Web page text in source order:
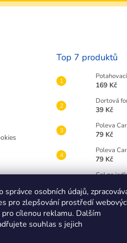
osobních údajů,
pro zlepšování prostředí
cílenou reklamu. Dalším
souhlas s jejich
Top 7 produktů
169 Kč
Dortová
39 Kč
Poleva
79 Kč
Poleva
79 Kč
Gel na
Gelová
89 Kč